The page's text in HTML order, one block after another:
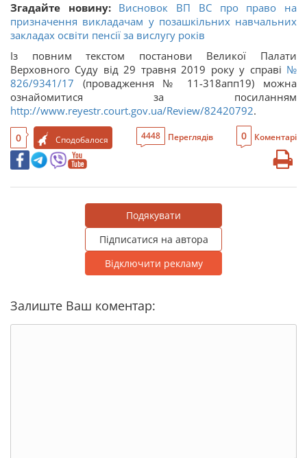
Згадайте новину: Висновок ВП ВС про право на
призначення викладачам у позашкільних навчальних
закладах освіти пенсії за вислугу років
Із повним текстом постанови Великої Палати
Верховного Суду від 29 травня 2019 року у справі №
826/9341/17 (провадження № 11-318апп19) можна
ознайомитися за посиланням
http://www.reyestr.court.gov.ua/Review/82420792.
0 Сподобалося 4448 Переглядів 0 Коментарі
Подякувати
Підписатися на автора
Відключити рекламу
Залиште Ваш коментар: